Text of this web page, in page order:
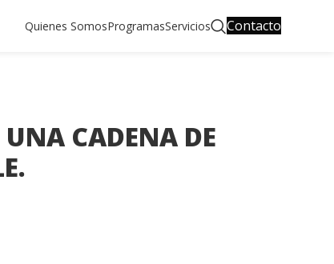
Quienes SomosProgramasServicios Contacto
CADENA DE